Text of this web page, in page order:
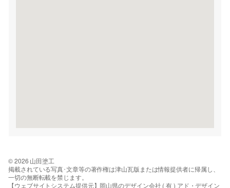
© 2026 山田塗工
掲載されている写真･文章等の著作権は津山瓦版または情報提供者に帰属し、
一切の無断転載を禁じます。
【ウェブサイトシステム提供元】岡山県のデザイン会社 ( 有 ) アド・デザイン